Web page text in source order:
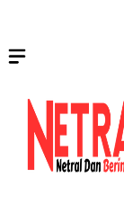
isi